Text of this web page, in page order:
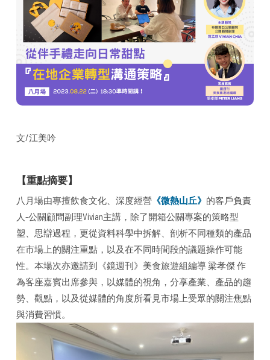
文/江美吟
【重點摘要】
八月場由專擅飲食文化、深度經營《微熱山丘》 的客戶負責
人-公關顧問副理Vivian主講，除了開箱公關專案的策略型
塑、思辯過程，更從資料科學中拆解、剖析不同種類的產品
在市場上的關注重點，以及在不同時間段的議題操作可能
性。本場次亦邀請到《鏡週刊》美食旅遊組編導 梁孝傑 作
為客座嘉賓出席參與，以媒體的視角，分享產業、產品的趨
勢、觀點，以及從媒體的角度所看見市場上受眾的關注焦點
與消費習慣。